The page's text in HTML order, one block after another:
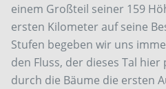
einem Großteil seiner 159
ersten Kilometer auf seine
Stufen begeben wir uns
den Fluss, der dieses Tal
durch die Bäume die ersten